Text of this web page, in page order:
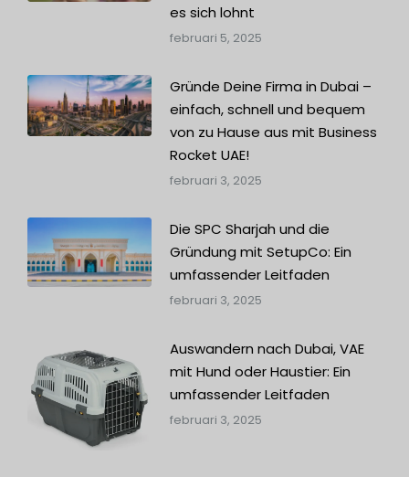
es sich lohnt
februari 5, 2025
Gründe Deine Firma in Dubai –
einfach, schnell und bequem
von zu Hause aus mit Business
Rocket UAE!
februari 3, 2025
Die SPC Sharjah und die
Gründung mit SetupCo: Ein
umfassender Leitfaden
februari 3, 2025
Auswandern nach Dubai, VAE
mit Hund oder Haustier: Ein
umfassender Leitfaden
februari 3, 2025